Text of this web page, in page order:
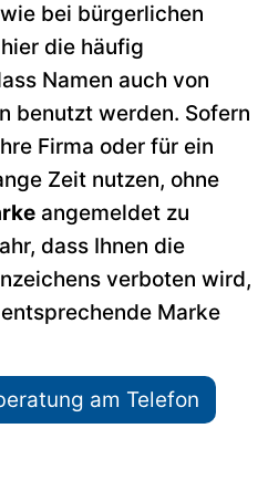
bei bürgerlichen
die häufig
Namen auch von
benutzt werden. Sofern
Firma oder für ein
Zeit nutzen, ohne
angemeldet zu
dass Ihnen die
verboten wird,
Marke
am Telefon